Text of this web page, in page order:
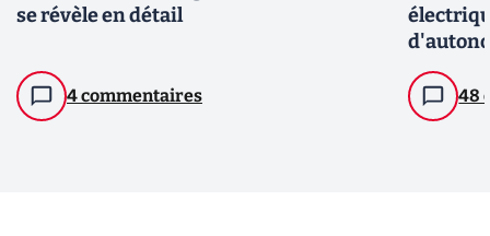
se révèle en détail
4 commentaires 48